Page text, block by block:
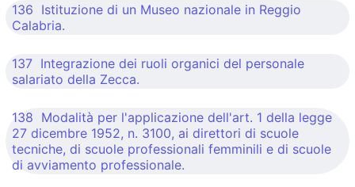
136 Istituzione di un Museo nazionale in Reggio
Calabria.
137 Integrazione dei ruoli organici del personale
salariato della Zecca.
138 Modalità per l'applicazione dell'art. 1 della legge
27 dicembre 1952, n. 3100, ai direttori di scuole
tecniche, di scuole professionali femminili e di scuole
di avviamento professionale.